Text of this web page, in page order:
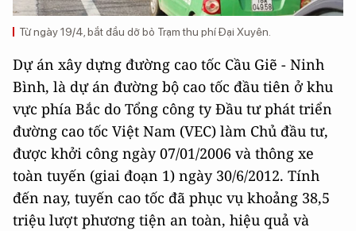
Từ ngày 19/4, bắt đầu dỡ bỏ Trạm thu phí Đại Xuyên.
Dự án xây dựng đường cao tốc Cầu Giẽ - Ninh
Bình, là dự án đường bộ cao tốc đầu tiên ở khu
vực phía Bắc do Tổng công ty Đầu tư phát triển
đường cao tốc Việt Nam (VEC) làm Chủ đầu tư,
được khởi công ngày 07/01/2006 và thông xe
toàn tuyến (giai đoạn 1) ngày 30/6/2012. Tính
đến nay, tuyến cao tốc đã phục vụ khoảng 38,5
triệu lượt phương tiện an toàn, hiệu quả và